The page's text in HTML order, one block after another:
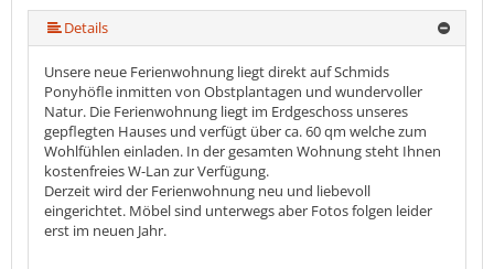
mehr (5 ) »
Details
Unsere neue Ferienwohnung liegt direkt auf Schmids
Ponyhöfle inmitten von Obstplantagen und wundervoller
Natur. Die Ferienwohnung liegt im Erdgeschoss unseres
gepflegten Hauses und verfügt über ca. 60 qm welche zum
Wohlfühlen einladen. In der gesamten Wohnung steht Ihnen
kostenfreies W-Lan zur Verfügung.
Derzeit wird der Ferienwohnung neu und liebevoll
eingerichtet. Möbel sind unterwegs aber Fotos folgen leider
erst im neuen Jahr.